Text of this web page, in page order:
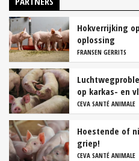
Hokverrijking
oplossing
FRANSEN GERRITS
op karkas- en
CEVA SANTÉ ANIMALE
Hoestende of
griep!
CEVA SANTÉ ANIMALE